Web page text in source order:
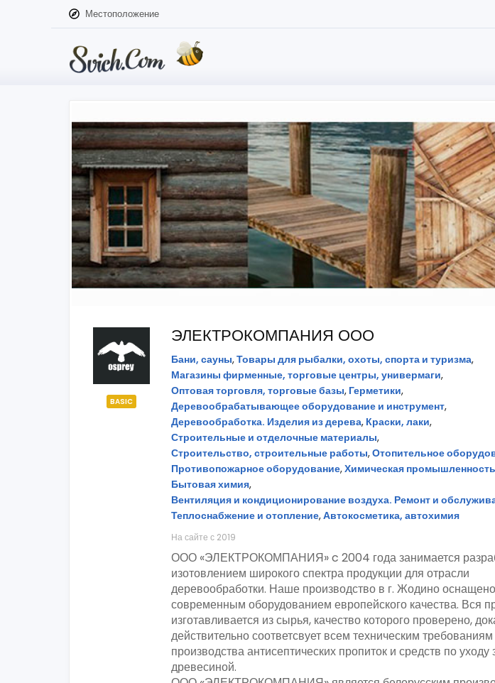
Местоположение
BASIC
ЭЛЕКТРОКОМПАНИЯ ООО
Бани, сауны,Товары для рыбалки, охоты, спорта и туризма,
Магазины фирменные, торговые центры, универмаги,
Оптовая торговля, торговые базы, Герметики,
Деревообрабатывающее оборудование и инструмент,
Деревообработка. Изделия из дерева, Краски, лаки,
Строительные и отделочные материалы,
Строительство, строительные работы,Отопительное
Противопожарное оборудование,Химическая промышленность
Бытовая химия,
Вентиляция и кондиционирование воздуха. Ремонт и
Теплоснабжение и отопление,Автокосметика, автохимия
На сайте с 2019
ООО «ЭЛЕКТРОКОМПАНИЯ» c 2004 года занимается
изотовлением широкого спектра продукции для отрасли
деревообработки. Наше производство в г. Жодино оснащено
современным оборудованием европейского качества. Вся
изготавливается из сырья, качество которого проверено,
действительно соответсвует всем техническим
производства антисептических пропиток и средств по уходу
древесиной.